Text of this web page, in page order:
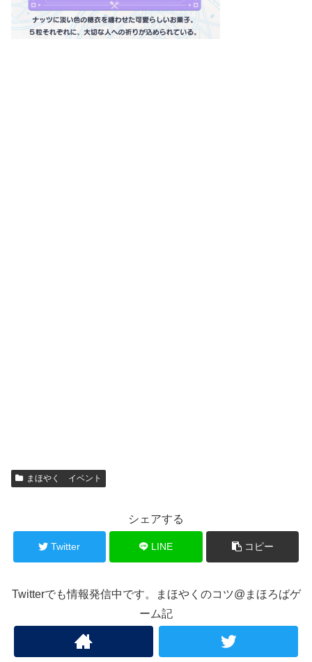
まほやく イベント
シェアする
Twitter LINE コピー
Twitterでも情報発信中です。まほやくのコツ@まほろばゲ
ーム記